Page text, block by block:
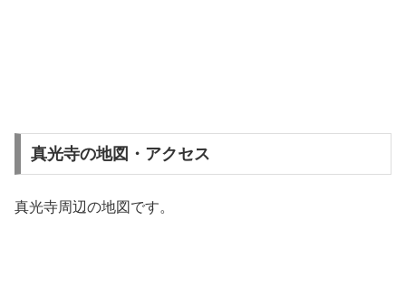
真光寺の地図・アクセス
真光寺周辺の地図です。